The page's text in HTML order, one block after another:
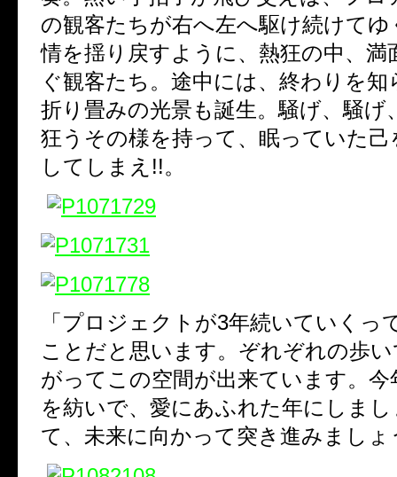
の観客たちが右へ左へ駆け続けてゆ
情を揺り戻すように、熱狂の中、満
ぐ観客たち。途中には、終わりを
折り畳みの光景も誕生。騒げ、騒げ
狂うその様を持って、眠っていた
してしまえ!!。
「プロジェクトが3年続いていくっ
ことだと思います。ぞれぞれの歩
がってこの空間が出来ています。今
を紡いで、愛にあふれた年にしま
て、未来に向かって突き進みましょ